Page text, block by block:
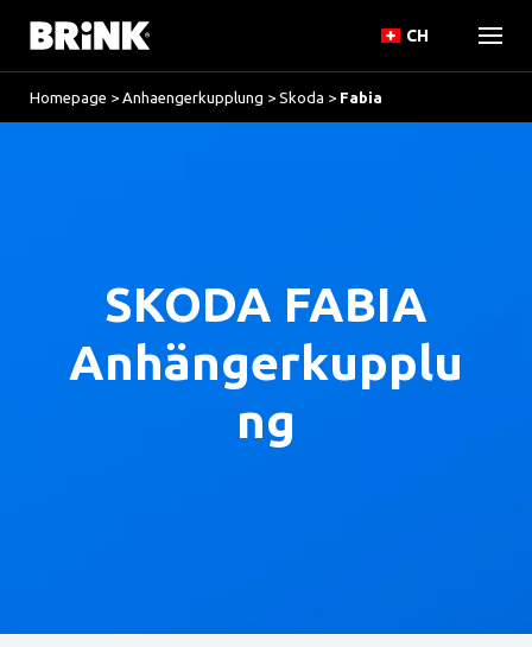
CH
Homepage > Anhaengerkupplung > Skoda > Fabia
SKODA FABIA
Anhängerkupplu
ng